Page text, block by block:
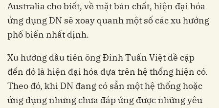
Australia cho biết, về mặt bản chất, hiện đại hóa
ứng dụng DN sẽ xoay quanh một số các xu hướng
phổ biến nhất định.
Xu hướng đầu tiên ông Đinh Tuấn Việt đề cập
đến đó là hiện đại hóa dựa trên hệ thống hiện có.
Theo đó, khi DN đang có sẵn một hệ thống hoặc
ứng dụng nhưng chưa đáp ứng được những yêu